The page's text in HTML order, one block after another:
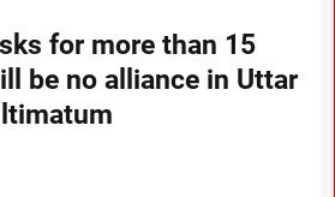
for more than 15
be no alliance in Uttar